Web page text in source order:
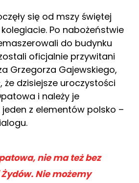
się od mszy świętej
Po nabożeństwie
do budynku
oficjalnie przywitani
Grzegorza Gajewskiego,
że dzisiejsze uroczystości
i należy je
z elementów polsko –
nie ma też bez
Nie możemy